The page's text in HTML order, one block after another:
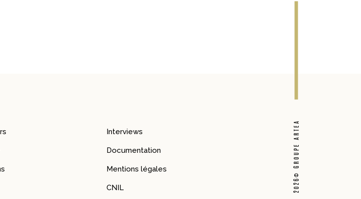
Interviews
Documentation
Mentions légales
CNIL 2026© GROUPE ARTEA